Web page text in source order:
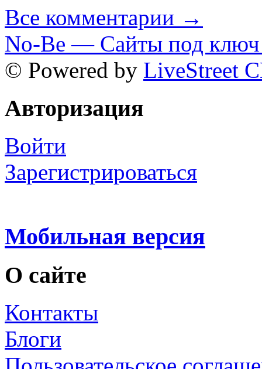
Все комментарии →
No-Be — Сайты под ключ
© Powered by LiveStreet
Авторизация
Войти
Зарегистрироваться
Мобильная версия
О сайте
Контакты
Блоги